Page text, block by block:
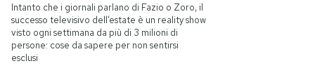
Intanto che i giornali parlano di Fazio o Zoro, il
successo televisivo dell’estate è un reality show
visto ogni settimana da più di 3 milioni di
persone: cose da sapere per non sentirsi
esclusi